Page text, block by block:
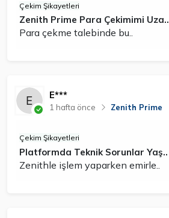
Çekim Şikayetleri
Zenith Prime Para Çekimimi Uza..
Para çekme talebinde bu..
E***
1 hafta önce Zenith Prime
Çekim Şikayetleri
Platformda Teknik Sorunlar Yaş..
Zenithle işlem yaparken emirle..